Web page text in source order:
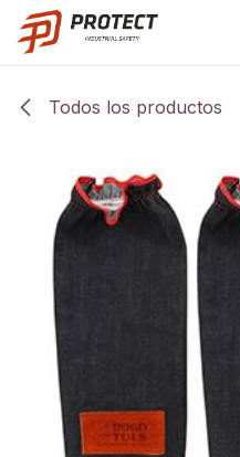
Ir al contenido
Todos los productos